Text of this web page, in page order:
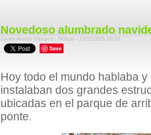
Novedoso alumbrado
Javier Alonso Navarro - Noticia - 27/11/2025 20:10
Save
Hoy todo el mundo hablaba
instalaban dos grandes
ubicadas en el parque de
ponte.